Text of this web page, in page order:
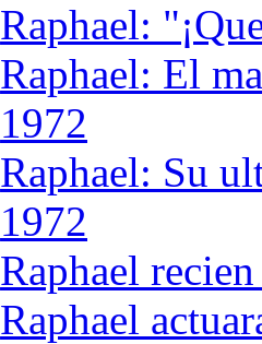
Raphael:
Raphael: El
1972
Raphael: Su
1972
Raphael
Raphael